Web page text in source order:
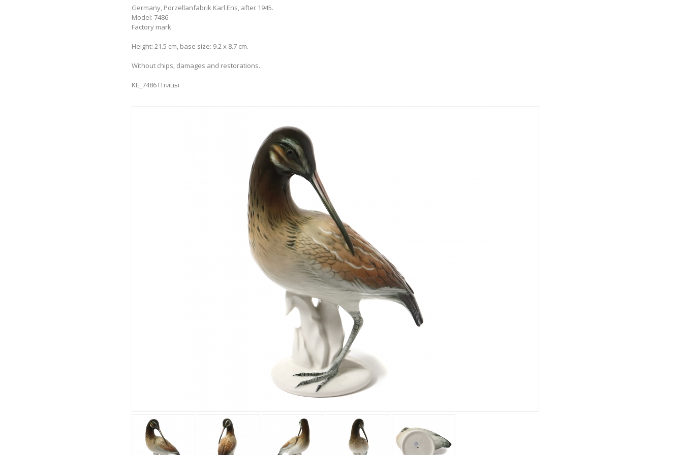
Germany, Porzellanfabrik Karl Ens, after 1945.
Model: 7486
Factory mark.
Height: 21.5 cm, base size: 9.2 x 8.7 cm.
Without chips, damages and restorations.
KE_7486 Птицы